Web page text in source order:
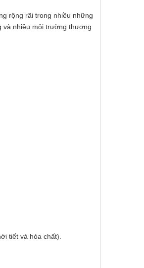
rộng rãi trong nhiều những
và nhiều môi trường thương
tiết và hóa chất).